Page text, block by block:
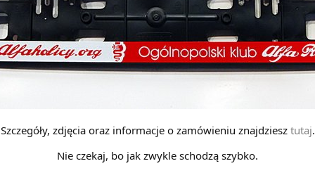
Szczegóły, zdjęcia oraz informacje o zamówieniu znajdziesz tutaj.
Nie czekaj, bo jak zwykle schodzą szybko.